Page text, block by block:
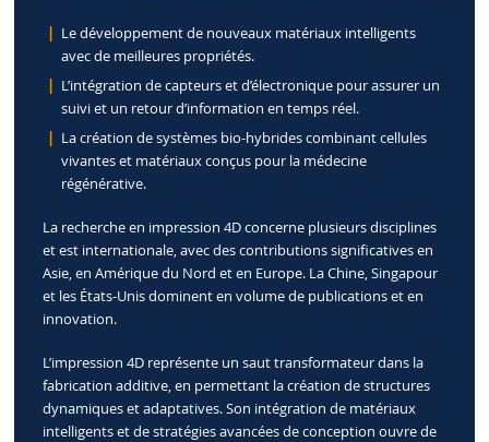
Le développement de nouveaux matériaux intelligents
avec de meilleures propriétés.
L’intégration de capteurs et d’électronique pour assurer un
suivi et un retour d’information en temps réel.
La création de systèmes bio-hybrides combinant cellules
vivantes et matériaux conçus pour la médecine
régénérative.
La recherche en impression 4D concerne plusieurs disciplines
et est internationale, avec des contributions significatives en
Asie, en Amérique du Nord et en Europe. La Chine, Singapour
et les États-Unis dominent en volume de publications et en
innovation.
L’impression 4D représente un saut transformateur dans la
fabrication additive, en permettant la création de structures
dynamiques et adaptatives. Son intégration de matériaux
intelligents et de stratégies avancées de conception ouvre de